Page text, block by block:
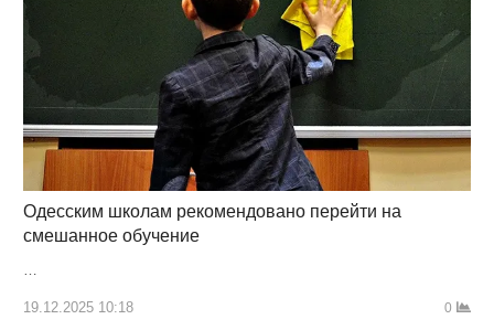
Одесским школам рекомендовано перейти на
смешанное обучение
19.12.2025 10:18 0